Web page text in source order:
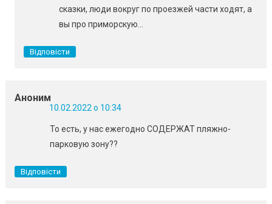
сказки, люди вокруг по проезжей части ходят, а
вы про приморскую…
Відповісти
Аноним
10.02.2022 о 10:34
То есть, у нас ежегодно СОДЕРЖАТ пляжно-
парковую зону??
Відповісти